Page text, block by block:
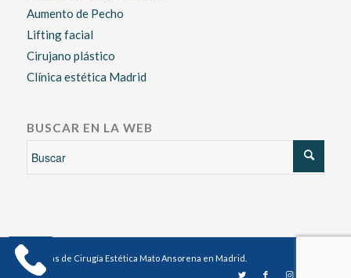
Aumento de Pecho
Lifting facial
Cirujano plástico
Clínica estética Madrid
BUSCAR EN LA WEB
Clínicas de Cirugía Estética Mato Ansorena en Madrid.